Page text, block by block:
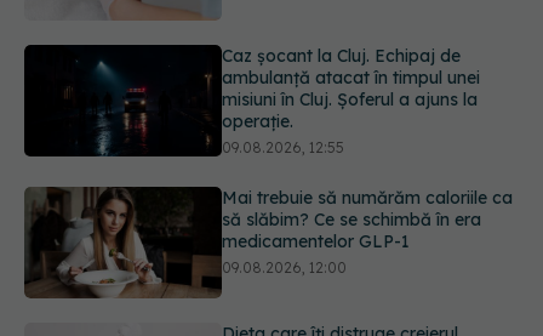
Mai trebuie să numărăm caloriile ca
să slăbim? Ce se schimbă în era
medicamentelor GLP-1
09.08.2026, 12:00
Dieta care îți distruge creierul,
potrivit cercetătorilor de la Harvard
09.08.2026, 11:45